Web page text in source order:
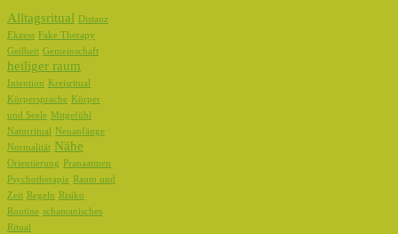
Alltagsritual Distanz
Ekzess Fake Therapy
Geilheit Gemeinschaft
heiliger raum
Intention
Kreisritual
Körpersprache Körper
und Seele Mitgefühl
Naturritual Neuanfänge
Normalität Nähe
Orientierung
Pranaatmen
Psychotherapie Raum und
Zeit Regeln
Risiko
Routine schamanisches
Ritual